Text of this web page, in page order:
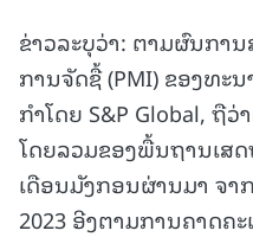
ຂ່າວລະບຸວ່າ: ຕາມຜົນກາ
ການຈັດຊື້ (PMI) ຂອງທະນ
ກຳໂດຍ S&P Global, ຖື
ໂດຍລວມຂອງພື້ນຖານເສດ
ເດືອນມັງກອນຜ່ານມາ ຈາ
2023 ອີງຕາມການຄາດຄ